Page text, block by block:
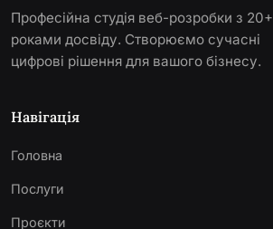
Професійна студія веб-розробки з 20+
роками досвіду. Створюємо сучасні
цифрові рішення для вашого бізнесу.
Навігація
Головна
Послуги
Проєкти